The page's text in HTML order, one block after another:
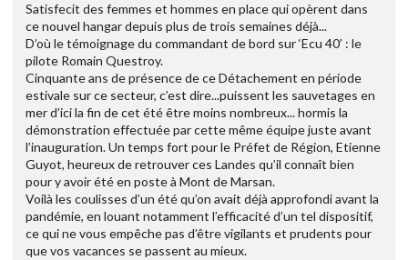
Satisfecit des femmes et hommes en place qui opèrent dans
ce nouvel hangar depuis plus de trois semaines déjà...
D’où le témoignage du commandant de bord sur ‘Ecu 40’ : le
pilote Romain Questroy.
Cinquante ans de présence de ce Détachement en période
estivale sur ce secteur, c’est dire...puissent les sauvetages en
mer d’ici la fin de cet été être moins nombreux... hormis la
démonstration effectuée par cette même équipe juste avant
l’inauguration. Un temps fort pour le Préfet de Région, Etienne
Guyot, heureux de retrouver ces Landes qu’il connaît bien
pour y avoir été en poste à Mont de Marsan.
Voilà les coulisses d’un été qu’on avait déjà approfondi avant la
pandémie, en louant notamment l’efficacité d’un tel dispositif,
ce qui ne vous empêche pas d’être vigilants et prudents pour
que vos vacances se passent au mieux.